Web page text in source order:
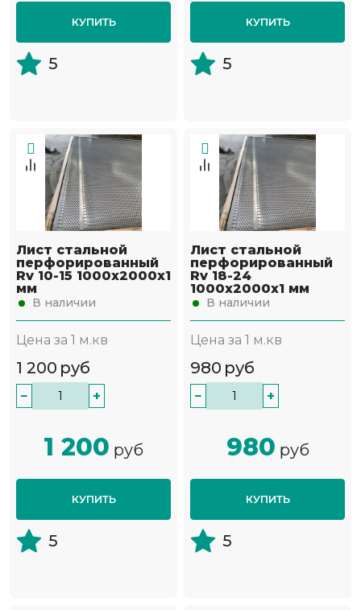
КУПИТЬ
5
КУПИТЬ
5
Лист стальной
перфорированный
Rv 10-15 1000х2000х1
мм
В наличии
Цена за 1 м.кв
1 200 руб
− +
1 200 руб
КУПИТЬ
5
Лист стальной
перфорированный
Rv 18-24
1000х2000х1 мм
В наличии
Цена за 1 м.кв
980 руб
− +
980 руб
КУПИТЬ
5